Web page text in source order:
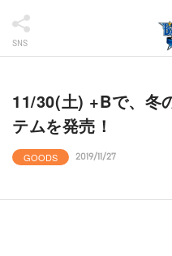
SNS
11/30(土) +Bで、冬
テムを発売！
GOODS 2019/11/27